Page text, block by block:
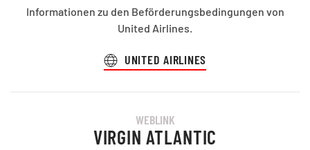
Informationen zu den Beförderungsbedingungen von
United Airlines.
UNITED AIRLINES
WEBLINK
VIRGIN ATLANTIC